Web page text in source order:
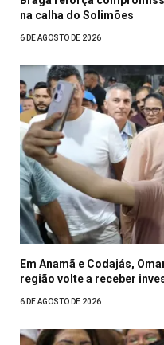
na calha do Solimões
6 DE AGOSTO DE 2026
Em Anamã e Codajás,
região volte a receber
6 DE AGOSTO DE 2026